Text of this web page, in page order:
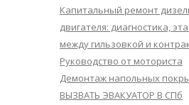
Капитальный ремонт
двигателя: диагностика,
между гильзовкой и
Руководство от моториста
Демонтаж напольных
ВЫЗВАТЬ ЭВАКУАТОР В СПб